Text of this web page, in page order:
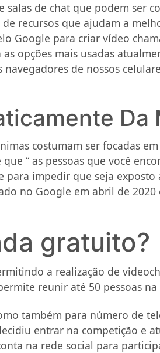
de chat que podem ser
recursos que ajudam a
Google para criar vídeo
opções mais usadas
de nossos
Da
costumam ser focadas
“ as pessoas que você
impedir que seja
no Google em abril de
gratuito?
a realização de
reunir até 50 pessoas na
também para número de
entrar na competição e
na rede social para